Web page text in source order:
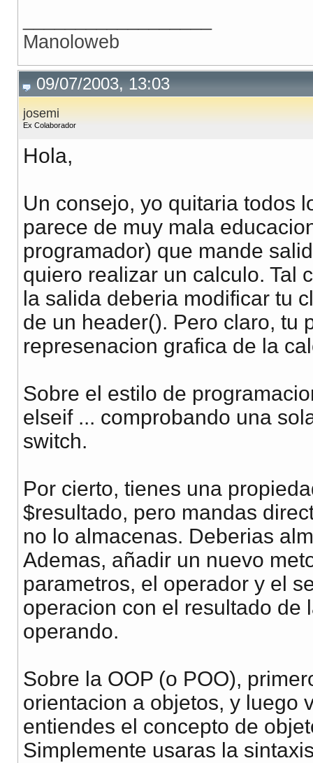
Manoloweb
09/07/2003, 13:03
josemi
Ex Colaborador
Hola,
Un consejo, yo quitaria todos
parece de muy mala
programador) que mande
quiero realizar un calculo. Tal
la salida deberia modificar tu
de un header(). Pero claro, tu
represenacion grafica de la
Sobre el estilo de
elseif ... comprobando una
switch.
Por cierto, tienes una
$resultado, pero mandas
no lo almacenas. Deberias
Ademas, añadir un nuevo
parametros, el operador y el
operacion con el resultado de
operando.
Sobre la OOP (o POO),
orientacion a objetos, y luego
entiendes el concepto de
Simplemente usaras la